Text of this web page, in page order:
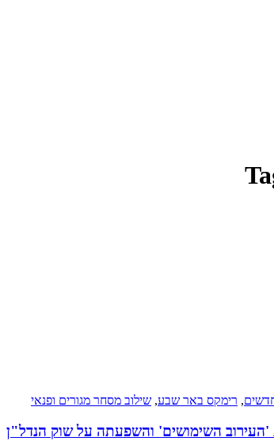
, רימקס באר שבע, שילוב מסחר מגורים ופנאי
'העירוב השימושים' והשפעתה על שוק הנדל"ן